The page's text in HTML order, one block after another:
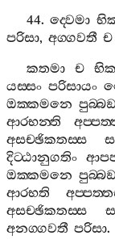
44.ද‍්වෙමා
පරිසා, අග‍්ගවතී ච
කතමා
ච
යස‍්සං පරිසායං
ඔක‍්කමනෙ
ආරභන‍්ති
අසච‍්ඡිකතස‍්ස
දිට‍්ඨානුගතිං
ඔක‍්කමනෙ
ආරභති
අසච‍්ඡිකතස‍්ස
අනග‍්ගවතී පරිසා.